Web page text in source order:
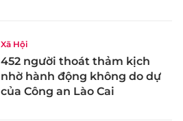
Xã Hội
452 người thoát thảm kịch
nhờ hành động không do dự
của Công an Lào Cai